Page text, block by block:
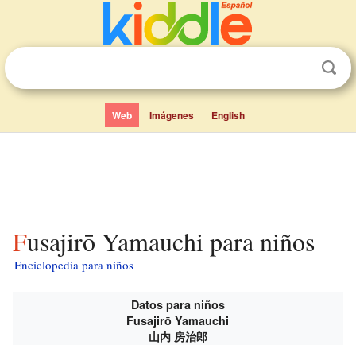
Web Imágenes English
Fusajirō Yamauchi para niños
Enciclopedia para niños
Datos para niños
Fusajirō Yamauchi
山内 房治郎